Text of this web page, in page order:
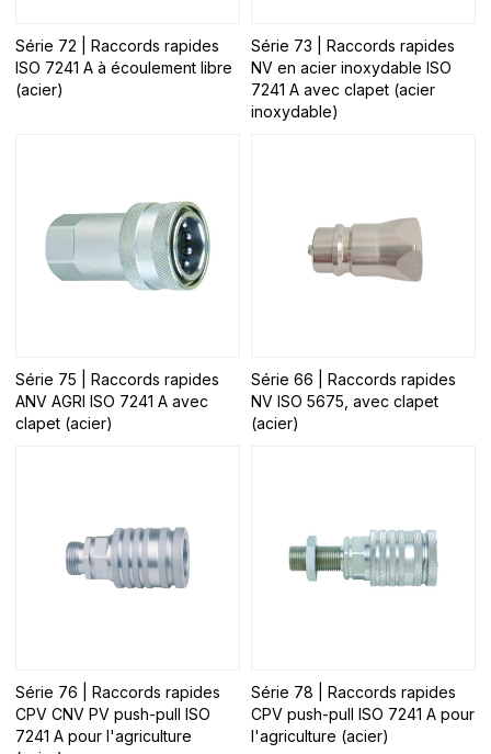
Série 72 | Raccords rapides
ISO 7241 A à écoulement libre
(acier)
Série 73 | Raccords rapides
NV en acier inoxydable ISO
7241 A avec clapet (acier
inoxydable)
Série 75 | Raccords rapides
ANV AGRI ISO 7241 A avec
clapet (acier)
Série 66 | Raccords rapides
NV ISO 5675, avec clapet
(acier)
Série 76 | Raccords rapides
CPV CNV PV push-pull ISO
7241 A pour l'agriculture
Série 78 | Raccords rapides
CPV push-pull ISO 7241 A pour
l'agriculture (acier)